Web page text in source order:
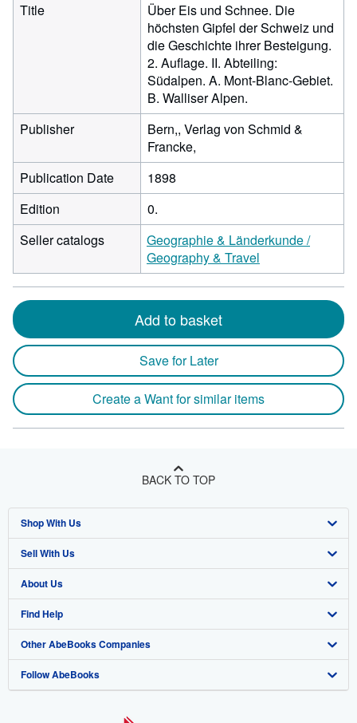
Title
Über Eis und Schnee. Die
höchsten Gipfel der Schweiz und
die Geschichte ihrer Besteigung.
2. Auflage. II. Abteiling:
Südalpen. A. Mont-Blanc-Gebiet.
B. Walliser Alpen.
Publisher
Bern,, Verlag von Schmid &
Francke,
Publication Date
1898
Edition
0.
Seller catalogs
Geographie & Länderkunde /
Geography & Travel
Add to basket
Save for Later
Create a Want for similar items
BACK TO TOP
Shop With Us
Advanced Search
Browse Collections
My Account
My Orders
View Basket
Sell With Us
Start Selling
Join Our Affiliate Program
Book Buyback
Refer a seller
About Us
About AbeBooks
Media
Careers
Find Help
Help
Customer Support
Other AbeBooks Companies
AbeBooks.co.uk
Follow AbeBooks